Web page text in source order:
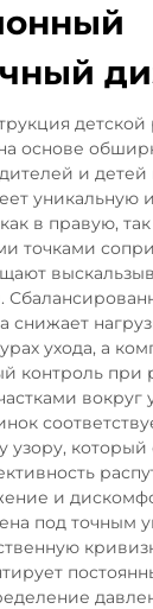
детской
основе
и детей
уникальную
в правую,
точками
снижает
ухода, а
контроль при
узору, который
и
под точным